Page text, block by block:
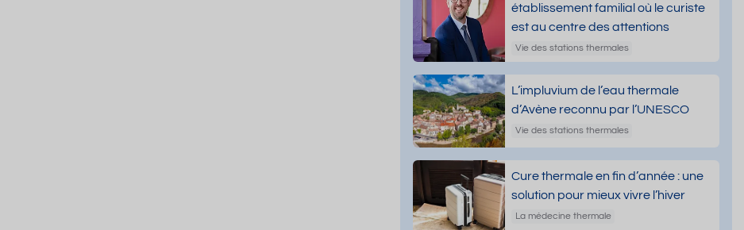
établissement familial où le curiste
est au centre des attentions
Vie des stations thermales
L’impluvium de l’eau thermale
d’Avène reconnu par l’UNESCO
Vie des stations thermales
Cure thermale en fin d’année : une
solution pour mieux vivre l’hiver
La médecine thermale